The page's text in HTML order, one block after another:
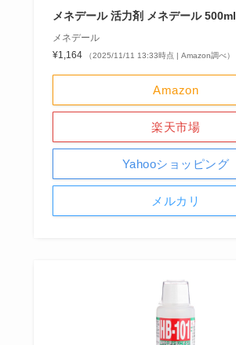
メネデール 活力剤 メネデール 500ml
メネデール
¥1,164
（2025/11/11 13:33時点 | Amazon調べ）
Amazon
楽天市場
Yahooショッピング
メルカリ